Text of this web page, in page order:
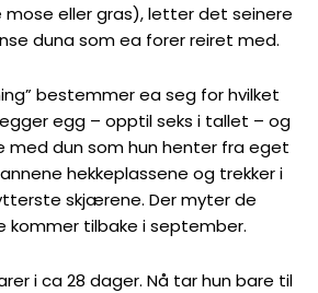
eller gras), letter det seinere
duna som ea forer reiret med.
bestemmer ea seg for hvilket
egg – opptil seks i tallet – og
med dun som hun henter fra eget
hekkeplassene og trekker i
skjærene. Der myter de
tilbake i september.
i ca 28 dager. Nå tar hun bare til